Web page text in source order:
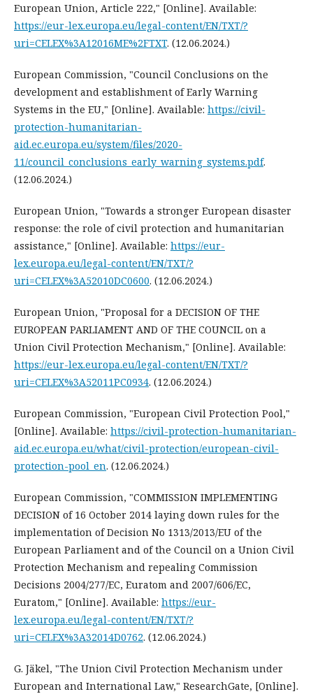
European Union, Article 222," [Online]. Available:
https://eur-lex.europa.eu/legal-content/EN/TXT/?
uri=CELEX%3A12016ME%2FTXT. (12.06.2024.)
European Commission, "Council Conclusions on the
development and establishment of Early Warning
Systems in the EU," [Online]. Available: https://civil-
protection-humanitarian-
aid.ec.europa.eu/system/files/2020-
11/council_conclusions_early_warning_systems.pdf.
(12.06.2024.)
European Union, "Towards a stronger European disaster
response: the role of civil protection and humanitarian
assistance," [Online]. Available: https://eur-
lex.europa.eu/legal-content/EN/TXT/?
uri=CELEX%3A52010DC0600. (12.06.2024.)
European Union, "Proposal for a DECISION OF THE
EUROPEAN PARLIAMENT AND OF THE COUNCIL on a
Union Civil Protection Mechanism," [Online]. Available:
https://eur-lex.europa.eu/legal-content/EN/TXT/?
uri=CELEX%3A52011PC0934. (12.06.2024.)
European Commission, "European Civil Protection Pool,"
[Online]. Available: https://civil-protection-humanitarian-
aid.ec.europa.eu/what/civil-protection/european-civil-
protection-pool_en. (12.06.2024.)
European Commission, "COMMISSION IMPLEMENTING
DECISION of 16 October 2014 laying down rules for the
implementation of Decision No 1313/2013/EU of the
European Parliament and of the Council on a Union Civil
Protection Mechanism and repealing Commission
Decisions 2004/277/EC, Euratom and 2007/606/EC,
Euratom," [Online]. Available: https://eur-
lex.europa.eu/legal-content/EN/TXT/?
uri=CELEX%3A32014D0762. (12.06.2024.)
G. Jäkel, "The Union Civil Protection Mechanism under
European and International Law," ResearchGate, [Online].